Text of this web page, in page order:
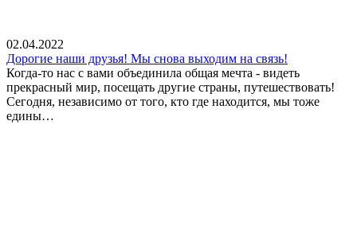
02.04.2022
Дорогие наши друзья! Мы снова выходим на связь!
Когда-то нас с вами объединила общая мечта - видеть
прекрасный мир, посещать другие страны, путешествовать!
Сегодня, независимо от того, кто где находится, мы тоже
едины…